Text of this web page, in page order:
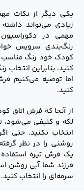
یکی دیگر از نکات
زیادی می‌تواند
مهمی در
رنگ‌بندی سرویس
کودک خود رنگ مناسب
کنید. بنابراین
اما توصیه می‌کنیم
کنید.
از آنجا که فرش اتاق
لکه و کثیفی می‌شود،
انتخاب نکنید. حتی
روشنی را در نظر
یک فرش تیره استفاده
فرزند شما آبی روشن
سرمه‌ای را انتخاب کنید.